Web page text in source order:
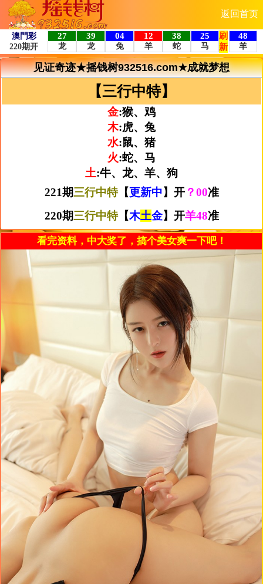
返回首页
见证奇迹★摇钱树932516.com★成就梦想
【三行中特】
金:猴、鸡
木:虎、兔
水:鼠、猪
火:蛇、马
土:牛、龙、羊、狗
221期三行中特【更新中】开？00准
220期三行中特【木土金】开羊48准
看完资料，中大奖了，搞个美女爽一下吧！